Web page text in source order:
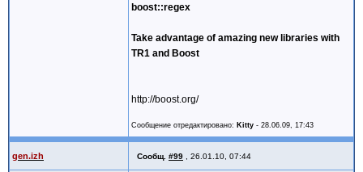
boost::regex
Take advantage of amazing new libraries with
TR1 and Boost
http://boost.org/
Сообщение отредактировано: Kitty - 28.06.09, 17:43
gen.izh Сообщ. #99 26.01.10, 07:44